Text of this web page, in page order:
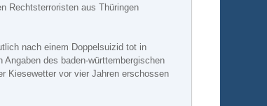
Rechtsterroristen aus Thüringen
nach einem Doppelsuizid tot in
des baden-württembergischen
Kiesewetter vor vier Jahren erschossen